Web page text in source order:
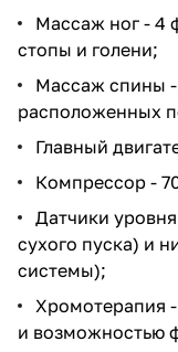
Массаж ног - 4
стопы и голени;
Массаж спины
расположенных
Главный
Компрессор -
Датчики
сухого пуска) и
системы);
Хромотерапия -
и возможностью